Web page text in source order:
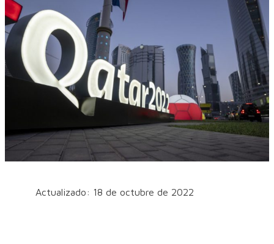
Actualizado: 18 de octubre de 2022